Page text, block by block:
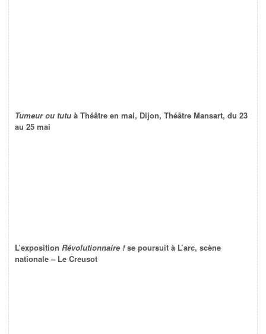
Tumeur ou tutu à Théâtre en mai, Dijon, Théâtre Mansart, du 23
au 25 mai
L’exposition Révolutionnaire !se poursuit à L’arc, scène
nationale – Le Creusot